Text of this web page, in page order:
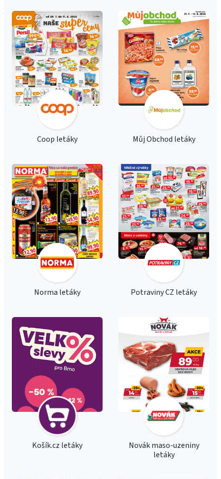
Coop letáky Můj Obchod letáky
Norma letáky Potraviny CZ letáky
Košík.cz letáky
Novák maso-uzeniny
letáky